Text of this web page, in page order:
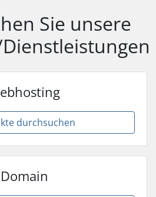
Sie unsere
durchsuchen
Domain